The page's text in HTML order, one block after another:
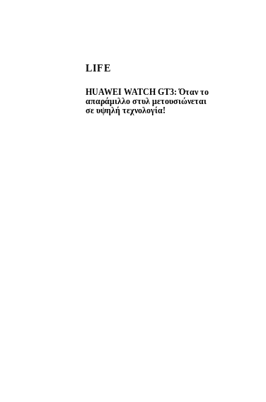
LIFE
HUAWEI WATCH GT3: Όταν το
απαράμιλλο στυλ μετουσιώνεται
σε υψηλή τεχνολογία!